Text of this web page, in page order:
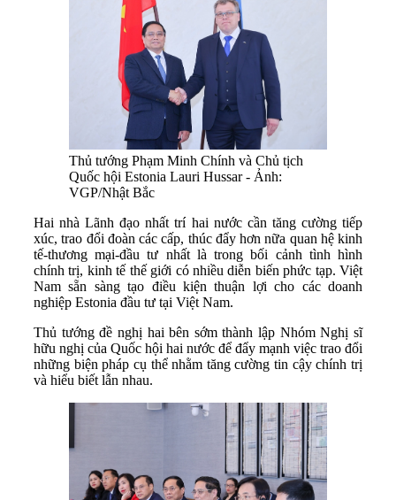
Thủ tướng Phạm Minh Chính và Chủ tịch
Quốc hội Estonia Lauri Hussar - Ảnh:
VGP/Nhật Bắc
Hai nhà Lãnh đạo nhất trí hai nước cần tăng cường tiếp
xúc, trao đổi đoàn các cấp, thúc đẩy hơn nữa quan hệ kinh
tế-thương mại-đầu tư nhất là trong bối cảnh tình hình
chính trị, kinh tế thế giới có nhiều diễn biến phức tạp. Việt
Nam sẵn sàng tạo điều kiện thuận lợi cho các doanh
nghiệp Estonia đầu tư tại Việt Nam.
Thủ tướng đề nghị hai bên sớm thành lập Nhóm Nghị sĩ
hữu nghị của Quốc hội hai nước để đẩy mạnh việc trao đổi
những biện pháp cụ thể nhằm tăng cường tin cậy chính trị
và hiểu biết lẫn nhau.